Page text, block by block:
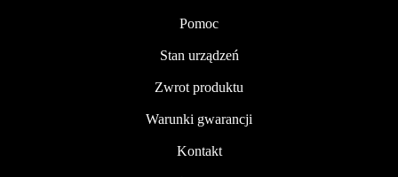
Pomoc
Stan urządzeń
Zwrot produktu
Warunki gwarancji
Kontakt